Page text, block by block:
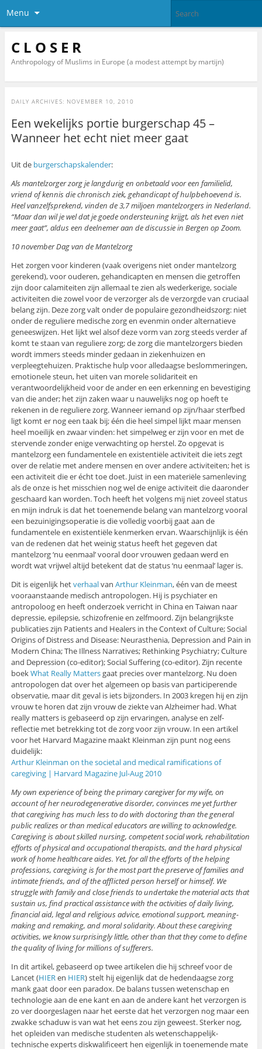
Menu
C L O S E R
Anthropology of Muslims in Europe (a modest attempt by martijn)
DAILY ARCHIVES: NOVEMBER 10, 2010
Een wekelijks portie burgerschap 45 –
Wanneer het echt niet meer gaat
Uit de burgerschapskalender:
Als mantelzorger zorg je langdurig en onbetaald voor een familielid,
vriend of kennis die chronisch ziek, gehandicapt of hulpbehoevend is.
Heel vanzelfsprekend, vinden de 3,7 miljoen mantelzorgers in Nederland.
“Maar dan wil je wel dat je goede ondersteuning krijgt, als het even niet
meer gaat”, aldus een deelnemer aan de discussie in Bergen op Zoom.
10 november Dag van de Mantelzorg
Het zorgen voor kinderen (vaak overigens niet onder mantelzorg
gerekend), voor ouderen, gehandicapten en mensen die getroffen
zijn door calamiteiten zijn allemaal te zien als wederkerige, sociale
activiteiten die zowel voor de verzorger als de verzorgde van cruciaal
belang zijn. Deze zorg valt onder de populaire gezondheidszorg: niet
onder de reguliere medische zorg en evenmin onder alternatieve
geneeswijzen. Het lijkt wel alsof deze vorm van zorg steeds verder af
komt te staan van reguliere zorg; de zorg die mantelzorgers bieden
wordt immers steeds minder gedaan in ziekenhuizen en
verpleegtehuizen. Praktische hulp voor alledaagse beslommeringen,
emotionele steun, het uiten van morele solidariteit en
verantwoordelijkheid voor de ander en een erkenning en bevestiging
van die ander; het zijn zaken waar u nauwelijks nog op hoeft te
rekenen in de reguliere zorg. Wanneer iemand op zijn/haar sterfbed
ligt komt er nog een taak bij; één die heel simpel lijkt maar mensen
heel moeilijk en zwaar vinden: het simpelweg er zijn voor en met de
stervende zonder enige verwachting op herstel. Zo opgevat is
mantelzorg een fundamentele en existentiële activiteit die iets zegt
over de relatie met andere mensen en over andere activiteiten; het is
een activiteit die er écht toe doet. Juist in een materiële samenleving
als de onze is het misschien nog wel de enige activiteit die daaronder
geschaard kan worden. Toch heeft het volgens mij niet zoveel status
en mijn indruk is dat het toenemende belang van mantelzorg vooral
een bezuinigingsoperatie is die volledig voorbij gaat aan de
fundamentele en existentiële kenmerken ervan. Waarschijnlijk is één
van de redenen dat het weinig status heeft het gegeven dat
mantelzorg ‘nu eenmaal’ vooral door vrouwen gedaan werd en
wordt wat vrijwel altijd betekent dat de status ‘nu eenmaal’ lager is.
Dit is eigenlijk hetverhaalvan Arthur Kleinman, één van de meest
vooraanstaande medisch antropologen. Hij is psychiater en
antropoloog en heeft onderzoek verricht in China en Taiwan naar
depressie, epilepsie, schizofrenie en zelfmoord. Zijn belangrijkste
publicaties zijn Patients and Healers in the Context of Culture; Social
Origins of Distress and Disease: Neurasthenia, Depression and Pain in
Modern China; The Illness Narratives; Rethinking Psychiatry; Culture
and Depression (co-editor); Social Suffering (co-editor). Zijn recente
boekWhat Really Mattersgaat precies over mantelzorg. Nu doen
antropologen dat over het algemeen op basis van participerende
observatie, maar dit geval is iets bijzonders. In 2003 kregen hij en zijn
vrouw te horen dat zijn vrouw de ziekte van Alzheimer had. What
really matters is gebaseerd op zijn ervaringen, analyse en zelf-
reflectie met betrekking tot de zorg voor zijn vrouw. In een artikel
voor het Harvard Magazine maakt Kleinman zijn punt nog eens
duidelijk:
Arthur Kleinman on the societal and medical ramifications of
caregiving | Harvard Magazine Jul-Aug 2010
My own experience of being the primary caregiver for my wife, on
account of her neurodegenerative disorder, convinces me yet further
that caregiving has much less to do with doctoring than the general
public realizes or than medical educators are willing to acknowledge.
Caregiving is about skilled nursing, competent social work, rehabilitation
efforts of physical and occupational therapists, and the hard physical
work of home healthcare aides. Yet, for all the efforts of the helping
professions, caregiving is for the most part the preserve of families and
intimate friends, and of the afflicted person herself or himself. We
struggle with family and close friends to undertake the material acts that
sustain us, find practical assistance with the activities of daily living,
financial aid, legal and religious advice, emotional support, meaning-
making and remaking, and moral solidarity. About these caregiving
activities, we know surprisingly little, other than that they come to define
the quality of living for millions of sufferers.
In dit artikel, gebaseerd op twee artikelen die hij schreef voor de
Lancet (HIERen HIER) stelt hij eigenlijk dat de hedendaagse zorg
mank gaat door een paradox. De balans tussen wetenschap en
technologie aan de ene kant en aan de andere kant het verzorgen is
zo ver doorgeslagen naar het eerste dat het verzorgen nog maar een
zwakke schaduw is van wat het eens zou zijn geweest. Sterker nog,
het opleiden van medische studenten als wetenschappelijk-
technische experts diskwalificeert hen eigenlijk in toenemende mate